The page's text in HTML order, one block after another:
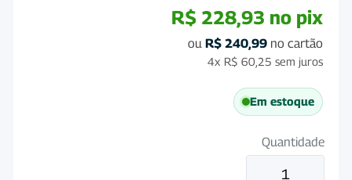
R$ 228,93 no pix
ou R$ 240,99 no cartão
4x R$ 60,25 sem juros
Em estoque
Quantidade
Ração